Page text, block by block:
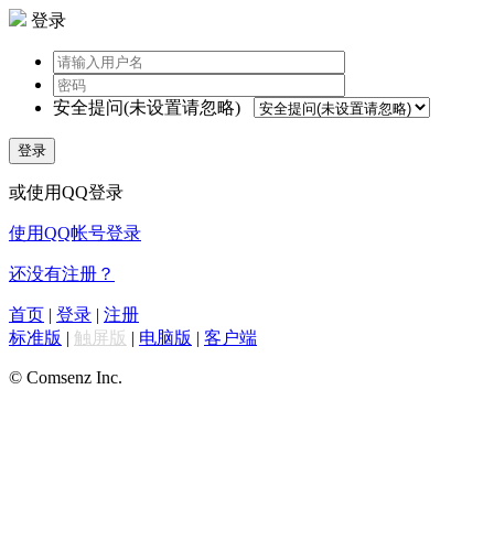
登录
安全提问(未设置请忽略)
登录
或使用QQ登录
使用QQ帐号登录
还没有注册？
首页 | 登录 | 注册
标准版 | 触屏版 | 电脑版 | 客户端
© Comsenz Inc.